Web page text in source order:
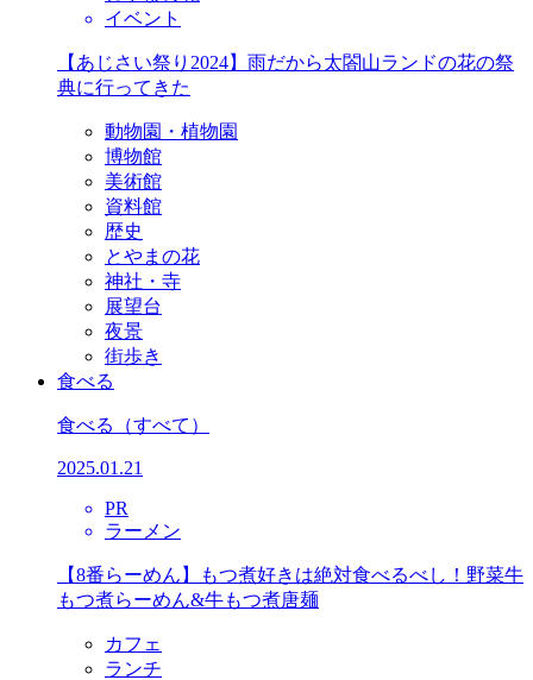
イベント
【あじさい祭り2024】雨だから太閤山ランドの花の祭
典に行ってきた
動物園・植物園
博物館
美術館
資料館
歴史
とやまの花
神社・寺
展望台
夜景
街歩き
食べる
食べる （すべて）
2025.01.21
PR
ラーメン
【8番らーめん】もつ煮好きは絶対食べるべし！野菜牛
もつ煮らーめん&牛もつ煮唐麺
カフェ
ランチ